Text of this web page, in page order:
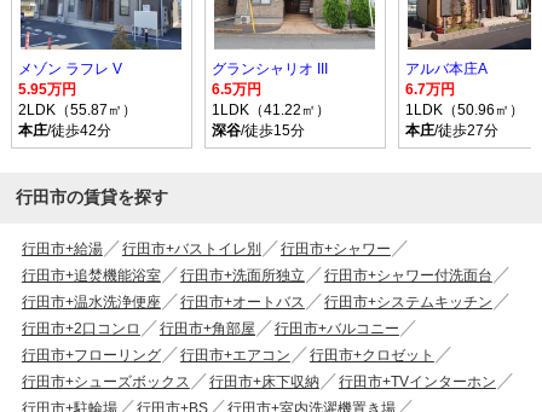
メゾン ラフレ V
5.95万円
2LDK（55.87㎡）
本庄/徒歩42分
グランシャリオ III
6.5万円
1LDK（41.22㎡）
深谷/徒歩15分
アルバ本庄A
6.7万円
1LDK（50.96㎡）
本庄/徒歩27分
行田市の賃貸を探す
行田市+給湯 行田市+バストイレ別
行田市+シャワー
行田市+追焚機能浴室
行田市+洗面所独立
行田市+シャワー付洗面台
行田市+温水洗浄便座
行田市+オートバス
行田市+システムキッチン
行田市+2口コンロ
行田市+角部屋
行田市+バルコニー
行田市+フローリング
行田市+エアコン
行田市+クロゼット
行田市+シューズボックス
行田市+床下収納
行田市+TVインターホン